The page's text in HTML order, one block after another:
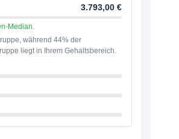
3.793,00 €
Median.
während 44% der
liegt in Ihrem Gehaltsbereich.